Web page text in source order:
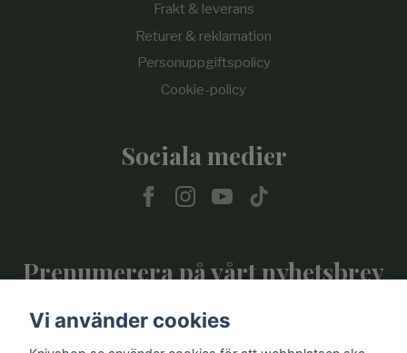
Frakt & leverans
Returer & reklamation
Personuppgiftspolicy
Cookie-policy
Sociala medier
Prenumerera på vårt nyhetsbrev
Vi använder cookies